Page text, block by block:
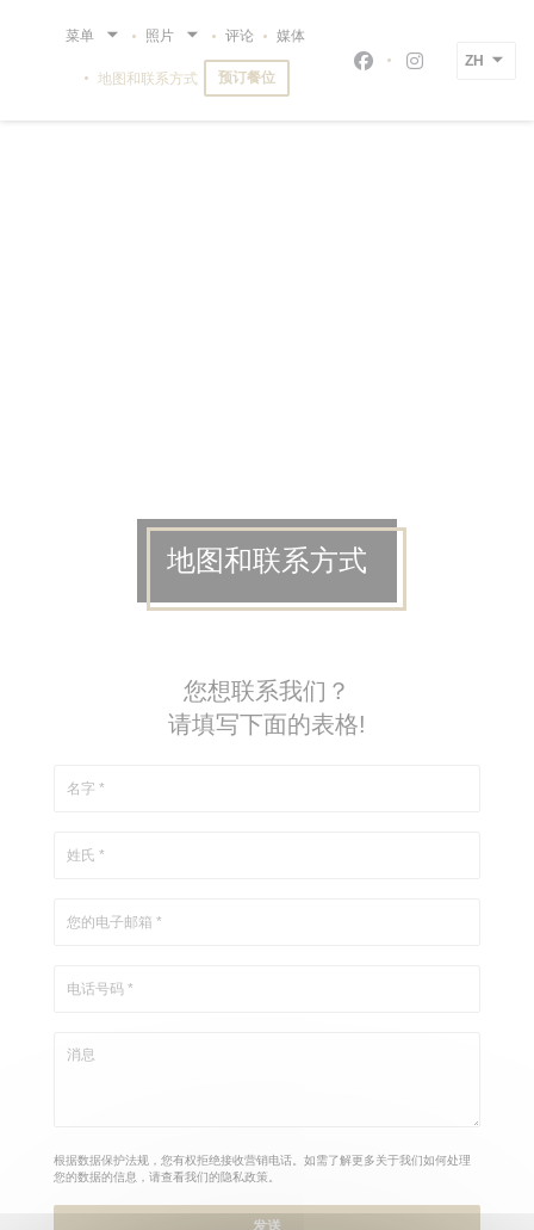
菜单 照片 评论 媒体
地图和联系方式 预订餐位 Facebook ((在新窗
Instagram ((
ZH
地图和联系方式
您想联系我们？
请填写下面的表格!
根据数据保护法规，您有权拒绝接收营销电话。如需了解更多关于我们如何处理
您的数据的信息，请查看我们的隐私政策